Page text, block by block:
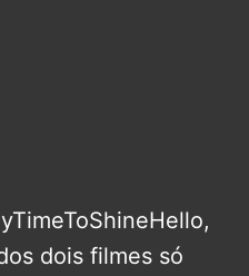
dois filmes só